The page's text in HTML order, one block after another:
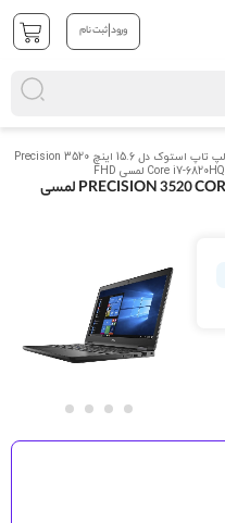
ورود|ثبت نام
لپ تاپ استوک دل 15.6 اینچ Precision 3520
Core i7-6820HQ لمسی FHD
لپ تاپ استوک دل 15.6 اینچ PRECISION 3520 CORE I7-6820HQ لمسی
به
انتهای
گالری
تصاویر